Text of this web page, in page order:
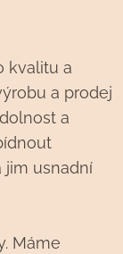
kvalitu a
a prodej
a
jim usnadní
Máme